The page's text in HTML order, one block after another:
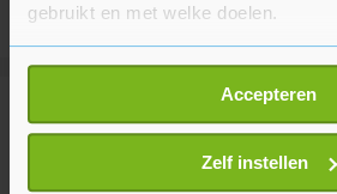
gebruikt en met welke doelen.
Als u het toestaat, willen we ook
Informatie verzamelen over
locatie, die tot een paar meter
Uw apparaat identificeren
scannen op specifieke
Accepteren
Zelf instellen
Meer uit Gezond